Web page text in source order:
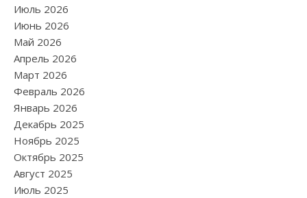
Июль 2026
Июнь 2026
Май 2026
Апрель 2026
Март 2026
Февраль 2026
Январь 2026
Декабрь 2025
Ноябрь 2025
Октябрь 2025
Август 2025
Июль 2025